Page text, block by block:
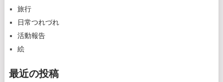
旅行
日常つれづれ
活動報告
絵
最近の投稿